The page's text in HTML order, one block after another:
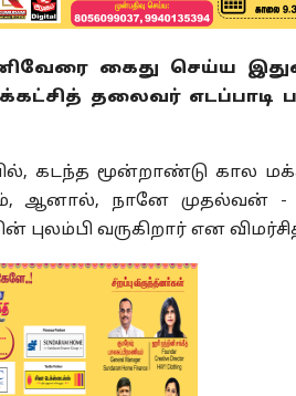
கைது செய்ய
தலைவர் எடப்பாடி
கடந்த மூன்றாண்டு கால
ஆனால், நானே முதல்வன் -
வருகிறார் என